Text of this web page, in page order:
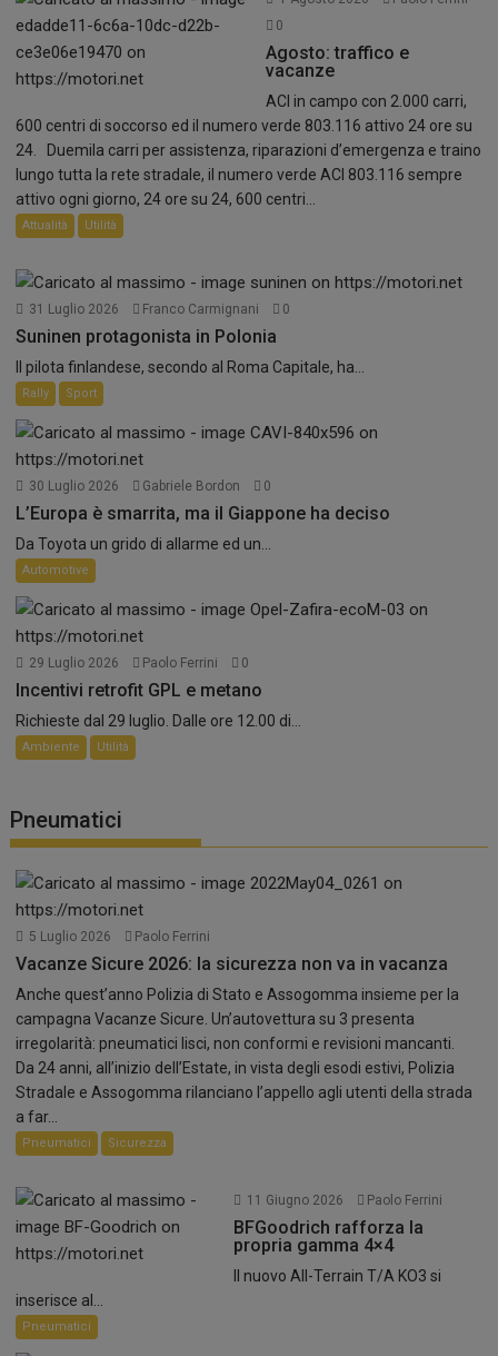
0
Agosto: traffico e
vacanze
ACI in campo con 2.000 carri,
600 centri di soccorso ed il numero verde 803.116 attivo 24 ore su
24. Duemila carri per assistenza, riparazioni d’emergenza e traino
lungo tutta la rete stradale, il numero verde ACI 803.116 sempre
attivo ogni giorno, 24 ore su 24, 600 centri...
Attualità Utilità
31 Luglio 2026 Franco Carmignani 0
Suninen protagonista in Polonia
Il pilota finlandese, secondo al Roma Capitale, ha...
Rally Sport
30 Luglio 2026 Gabriele Bordon 0
L’Europa è smarrita, ma il Giappone ha deciso
Da Toyota un grido di allarme ed un...
Automotive
29 Luglio 2026 Paolo Ferrini 0
Incentivi retrofit GPL e metano
Richieste dal 29 luglio. Dalle ore 12.00 di...
Ambiente Utilità
Pneumatici
5 Luglio 2026 Paolo Ferrini
Vacanze Sicure 2026: la sicurezza non va in vacanza
Anche quest’anno Polizia di Stato e Assogomma insieme per la
campagna Vacanze Sicure. Un’autovettura su 3 presenta
irregolarità: pneumatici lisci, non conformi e revisioni mancanti.
Da 24 anni, all’inizio dell’Estate, in vista degli esodi estivi, Polizia
Stradale e Assogomma rilanciano l’appello agli utenti della strada
a far...
Pneumatici Sicurezza
11 Giugno 2026 Paolo Ferrini
BFGoodrich rafforza la
propria gamma 4×4
Il nuovo All-Terrain T/A KO3 si
inserisce al...
Pneumatici